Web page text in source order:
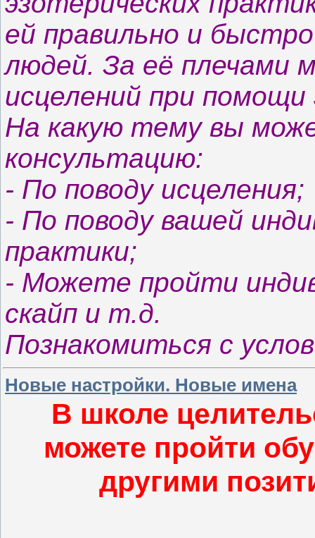
ей правильно и
людей. За её плечами
исцелений при помощи
На какую тему вы
консультацию:
- По поводу исцеления;
- По поводу вашей
практики;
- Можете пройти
скайп и т.д.
Познакомиться с
Новые настройки. Новые имена
В школе
можете пройти
другими